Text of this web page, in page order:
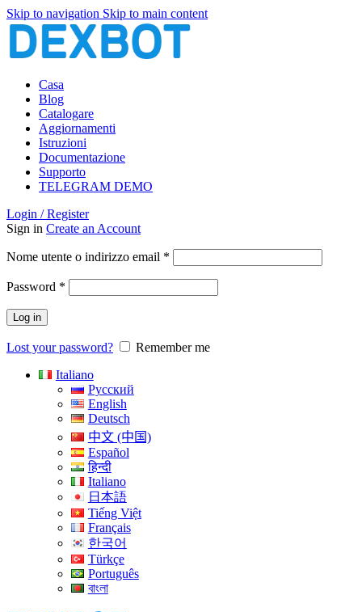
Skip to navigation Skip to main content
Casa
Blog
Catalogare
Aggiornamenti
Istruzioni
Documentazione
Supporto
TELEGRAM DEMO
Login / Register
Sign in Create an Account
Nome utente o indirizzo email *
Password *
Log in
Lost your password?
Remember me
Italiano
Русский
English
Deutsch
中文 (中国)
Español
हिन्दी
Italiano
日本語
Tiếng Việt
Français
한국어
Türkçe
Português
বাংলা